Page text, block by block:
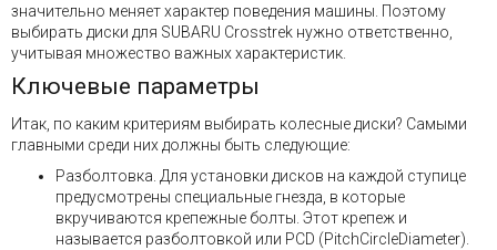
значительно меняет характер поведения машины. Поэтому
выбирать диски для SUBARU Crosstrek нужно ответственно,
учитывая множество важных характеристик.
Ключевые параметры
Итак, по каким критериям выбирать колесные диски? Самыми
главными среди них должны быть следующие:
Разболтовка. Для установки дисков на каждой ступице
предусмотрены специальные гнезда, в которые
вкручиваются крепежные болты. Этот крепеж и
называется разболтовкой или PCD (PitchCircleDiameter).